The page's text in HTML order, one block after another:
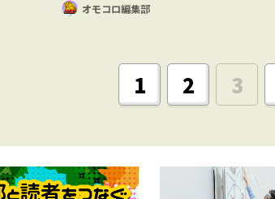
オモコロ編集部
1 2 3